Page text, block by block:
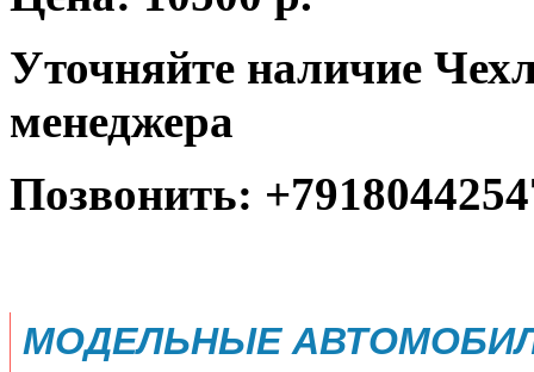
Уточняйте наличие
менеджера
Позвонить:
МОДЕЛЬНЫЕ